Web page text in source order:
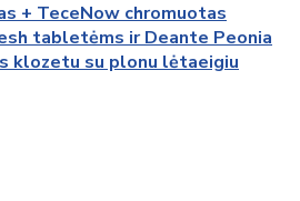
chromuotas
ir Deante Peonia
klozetu su plonu lėtaeigiu